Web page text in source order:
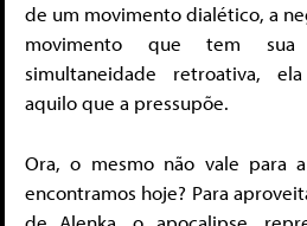
de um movimento dialético, a
movimento que tem
simultaneidade retroativa,
aquilo que a pressupõe.
Ora, o mesmo não vale para
encontramos hoje? Para